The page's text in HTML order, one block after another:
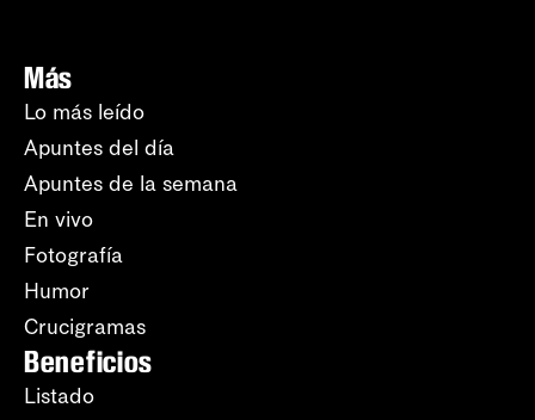
Más
Lo más leído
Apuntes del día
Apuntes de la semana
En vivo
Fotografía
Humor
Crucigramas
Beneficios
Listado